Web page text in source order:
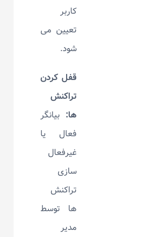
کاربر
تعیین می
شود.
قفل کردن
تراکنش
ها:بیانگر
فعال یا
غیرفعال
سازی
تراکنش
ها توسط
مدیر